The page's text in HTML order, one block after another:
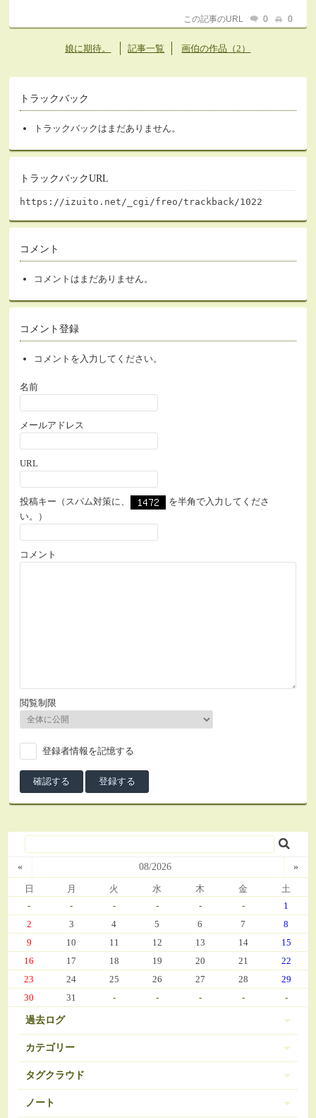
この記事のURL 0 0
娘に期待。 記事一覧 画伯の作品（2）
トラックバック
トラックバックはまだありません。
トラックバックURL
https://izuito.net/_cgi/freo/trackback/1022
コメント
コメントはまだありません。
コメント登録
コメントを入力してください。
名前
メールアドレス
URL
投稿キー（スパム対策に、
を半角で入力してくださ
い。）
コメント
閲覧制限
登録者情報を記憶する
« 08/2026 »
日 月 火 水 木 金 土
- - - - - -
1
2
3 4 5 6 7
8
9
10 11 12 13 14
15
16
17 18 19 20 21
22
23
24 25 26 27 28
29
30
31 - - - - -
過去ログ
カテゴリー
伊豆 (303)
日常 (560)
タグクラウド
BRAVELY DEFAULT
ノート